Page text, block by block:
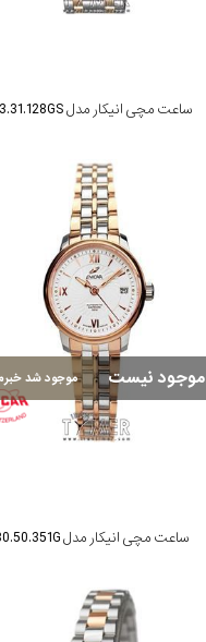
ساعت مچی انیکار مدل 263.31.128GS
موجود نیست موجود شد
ساعت مچی انیکار مدل 780.50.351G